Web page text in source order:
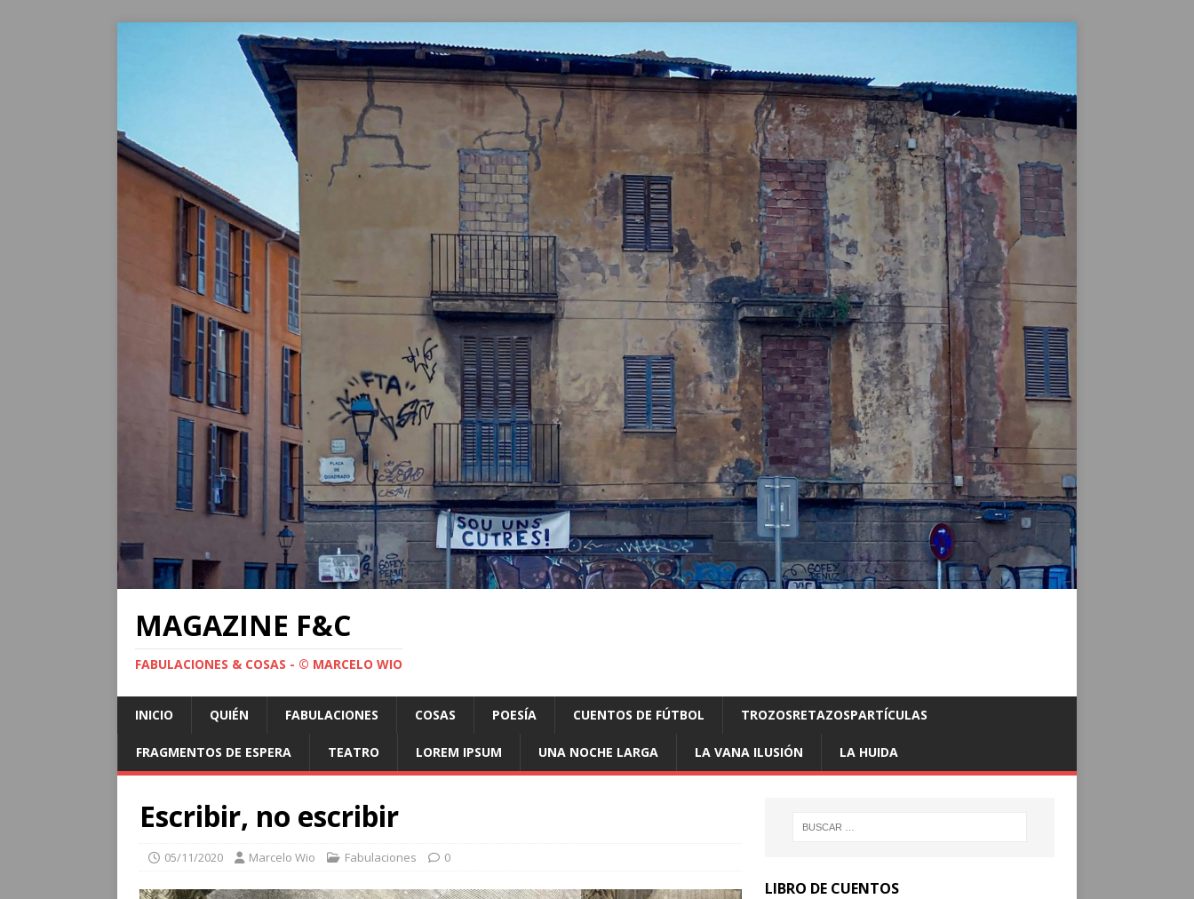
MAGAZINE F&C
FABULACIONES & COSAS - © MARCELO WIO
INICIO QUIÉN FABULACIONES COSAS POESÍA CUENTOS DE FÚTBOL TROZOSRETAZOSPARTÍCULAS
FRAGMENTOS DE ESPERA TEATRO LOREM IPSUM UNA NOCHE LARGA LA VANA ILUSIÓN LA HUIDA
Escribir, no escribir
05/11/2020 Marcelo Wio Fabulaciones 0
LIBRO DE CUENTOS